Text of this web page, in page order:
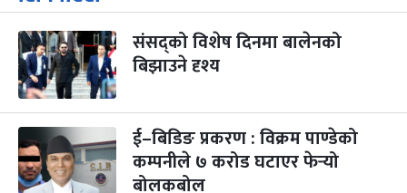
३
मंगल
महानवमी
कार्तिक ३, २०८३-Oct 20, 2026
२ महिना बाँकी
४
बुध कार्तिक ४, २०८३ -Oct 21, 2026
५
बिहि
पापा‌ङ्कुशा एकादशी व्रत
कार्तिक ५, २०८३-Oct 22, 2026
२ महिना बाँकी
संसद्को विशेष दिनमा बालेनको
बिझाउने दृश्य
ई–बिडिङ प्रकरण : विक्रम पाण्डेको
कम्पनीले ७ करोड घटाएर फेर्‍यो
बोलकबोल